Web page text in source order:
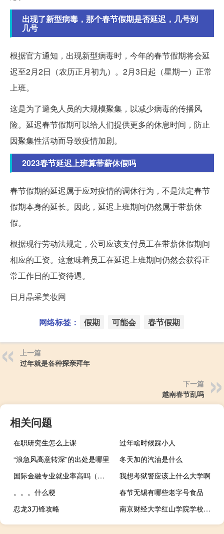
出现了新型病毒，那个春节假期是否延迟，几号到
几号
根据官方通知，出现新型病毒时，今年的春节假期将会延
迟至2月2日（农历正月初九）。2月3日起（星期一）正常
上班。
这是为了避免人员的大规模聚集，以减少病毒的传播风
险。延迟春节假期可以给人们提供更多的休息时间，防止
因聚集性活动而导致疫情加剧。
2023春节延迟上班算带薪休假吗
春节假期的延迟属于应对疫情的调休行为，不是法定春节
假期本身的延长。因此，延迟上班期间仍然属于带薪休
假。
根据现行劳动法规定，公司应该支付员工在带薪休假期间
相应的工资。这意味着员工在延迟上班期间仍然会获得正
常工作日的工资待遇。
日月晶采美妆网
网络标签： 假期 可能会 春节假期
上一篇
过年就是各种探亲拜年
下一篇
越南春节乱吗
相关问题
在职研究生怎么上课
过年啥时候踩小人
“浪急风高意转深”的出处是哪里
冬天加的汽油是什么
国际金融专业就业率高吗（国际金融专业就业率）
我想考狱警应该上什么大学啊
。。。什么梗
春节无锡有哪些老字号食品
忍龙3刀锋攻略
南京财经大学红山学院学校简称是什么